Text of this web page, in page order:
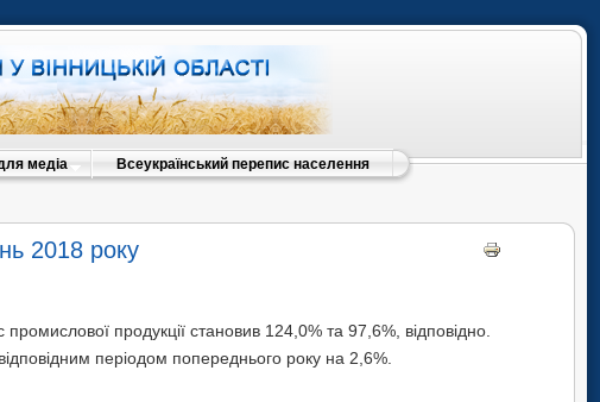
медіа Всеукраїнський перепис населення
2018 року
продукції становив 124,0% та 97,6%, відповідно.
періодом попереднього року на 2,6%.